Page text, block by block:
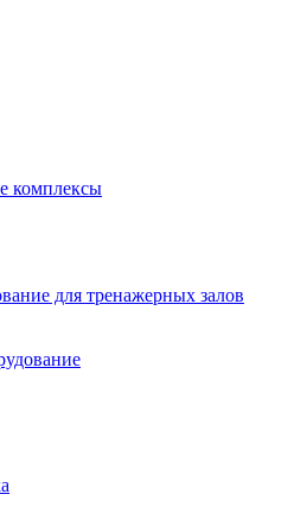
комплексы
для тренажерных залов